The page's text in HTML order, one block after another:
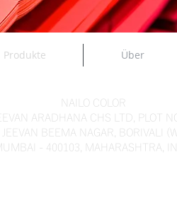
Produkte Über
NAILO COLOR
ARADHANA CHS LTD, PLOT
JEEVAN BEEMA NAGAR, BORIVALI
- 400103, MAHARASHTRA,